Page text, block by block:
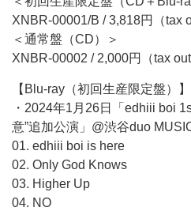
XNBR-00001/B / 3,818円（tax
＜通常盤（CD）＞
XNBR-00002 / 2,000円（tax out
【Blu-ray（初回生産限定盤）】
・2024年1月26日「edhiii boi
意”追加公演」@渋谷duo
01. edhiii boi is here
02. Only God Knows
03. Higher Up
04. NO